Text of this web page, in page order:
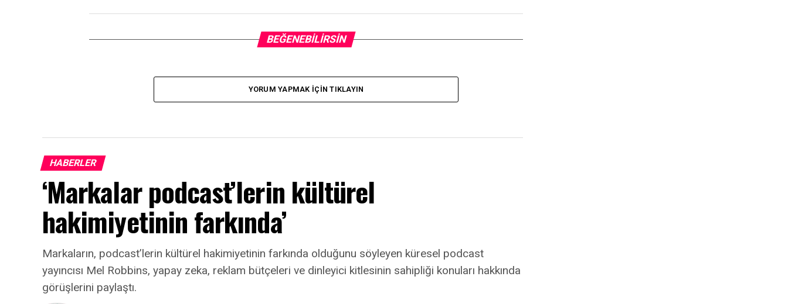
BEĞENEBILIRSIN
YORUM YAPMAK IÇIN TIKLAYIN
HABERLER
‘Markalar podcast’lerin kültürel
hakimiyetinin farkında’
Markaların, podcast’lerin kültürel hakimiyetinin farkında olduğunu söyleyen küresel podcast
yayıncısı Mel Robbins, yapay zeka, reklam bütçeleri ve dinleyici kitlesinin sahipliği konuları hakkında
görüşlerini paylaştı.